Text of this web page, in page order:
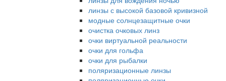
линзы с высокой базовой кривизной
модные солнцезащитные очки
очистка очковых линз
очки виртуальной реальности
очки для гольфа
очки для рыбалки
поляризационные линзы